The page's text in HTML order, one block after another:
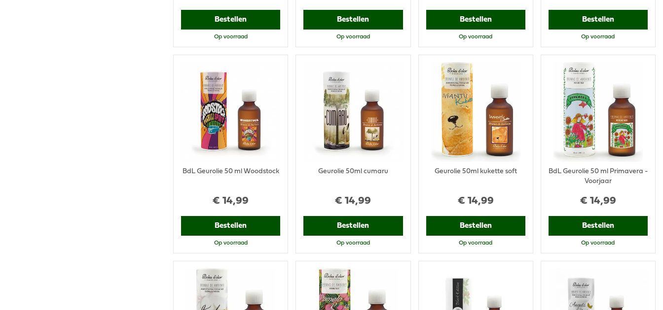
Bestellen
Op voorraad
Bestellen
Op voorraad
Bestellen
Op voorraad
Bestellen
Op voorraad
€ 14,99
BdL Geurolie 50 ml Woodstock
Bestellen
Op voorraad
€ 14,99
Geurolie 50ml cumaru
Bestellen
Op voorraad
€ 14,99
Geurolie 50ml kukette soft
Bestellen
Op voorraad
€ 14,99
BdL Geurolie 50 ml Primavera -
Voorjaar
Bestellen
Op voorraad